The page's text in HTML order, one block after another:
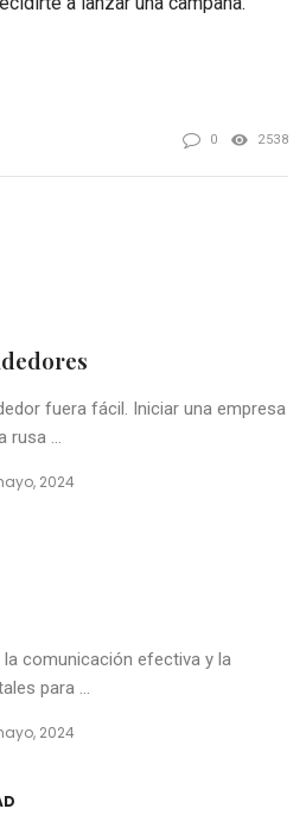
0 2538
fuera fácil. Iniciar una empresa
...
2024
comunicación efectiva y la
para ...
2024